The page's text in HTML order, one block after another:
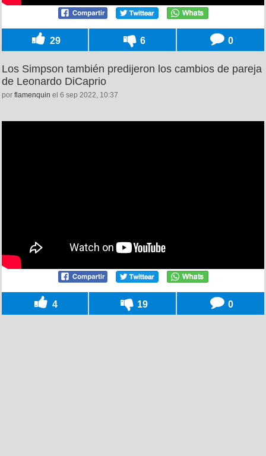
29 6 0
Los Simpson también predijeron los cambios de pareja
de Leonardo DiCaprio
por flamenquin el 6 sep 2022, 10:37
4 19 0